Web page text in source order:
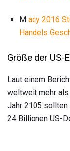
M acy 2016
Handels
Größe der US-
Laut einem
weltweit mehr
Jahr 2105 sollten
24 Billionen US-